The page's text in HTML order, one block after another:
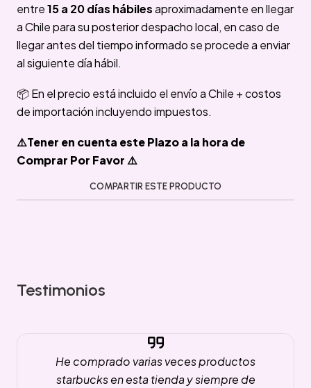
entre15 a 20 días hábilesaproximadamente en llegar
a Chile para su posterior despacho local, en caso de
llegar antes del tiempo informado se procede a enviar
al siguiente día hábil.
📦 En el precio está incluido el envío a Chile + costos
de importación incluyendo impuestos.
⚠️Tener en cuenta este Plazo a la hora de
Comprar Por Favor ⚠️
COMPARTIR ESTE PRODUCTO
Testimonios
He comprado varias veces productos
starbucks en esta tienda y siempre de